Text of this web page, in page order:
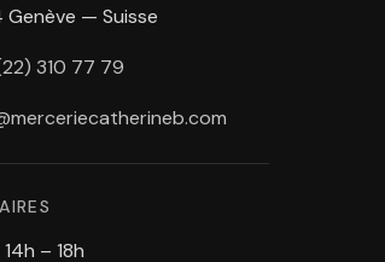
Genève — Suisse
310 77 79
14h – 18h